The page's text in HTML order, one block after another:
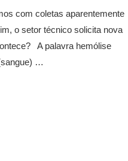
com coletas aparentemente
o setor técnico solicita nova
A palavra hemólise
…